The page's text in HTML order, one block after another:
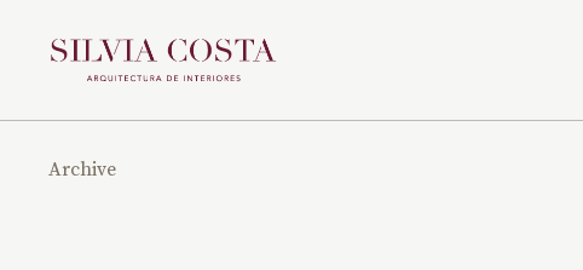
Archive